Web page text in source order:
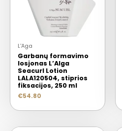
L'Aga
Garbanų formavimo
losjonas L’Alga
Seacurl Lotion
LALA120504, stiprios
fiksacijos, 250 ml
€54.80